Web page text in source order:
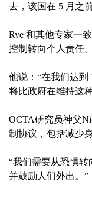
去，该国在 5 月之
Rye 和其他专家一
控制转向个人责任。
他说：“在我们达
将比政府在维持这
OCTA研究员神父
制协议，包括减少
“我们需要从恐惧转
并鼓励人们外出。”